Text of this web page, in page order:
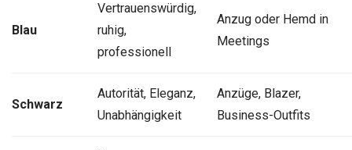
Blau
Vertrauenswürdig,
ruhig,
professionell
Anzug oder Hemd in
Meetings
Schwarz
Autorität, Eleganz,
Unabhängigkeit
Anzüge, Blazer,
Business-Outfits